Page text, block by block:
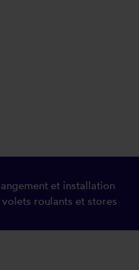
et installation
volets roulants et stores